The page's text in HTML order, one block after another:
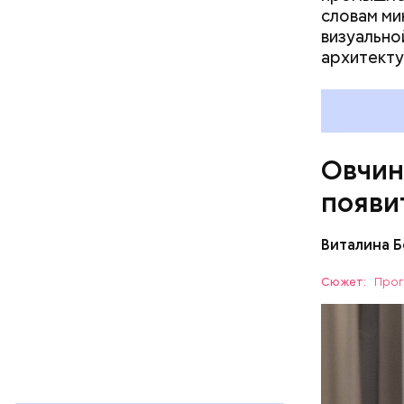
словам
Виталина
Сюжет:
— На
этажах